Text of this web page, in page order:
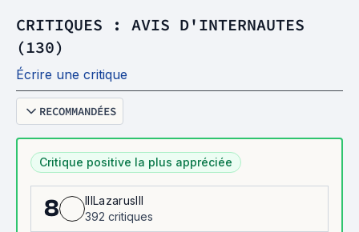
CRITIQUES : AVIS D'INTERNAUTES
(130)
Écrire une critique
RECOMMANDÉES
Critique positive la plus appréciée
8
IIILazarusIII
392 critiques